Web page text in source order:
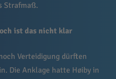
Strafmaß.
ist das nicht klar
Verteidigung dürften
Die Anklage hatte Høiby in